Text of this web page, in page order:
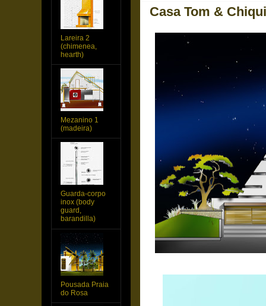
Casa Tom &
Lareira 2
(chimenea,
hearth)
Mezanino 1
(madeira)
Guarda-corpo
inox (body
guard,
barandilla)
Pousada Praia
do Rosa